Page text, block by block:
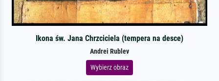
Ikona św. Jana Chrzciciela (tempera na desce)
Andrei Rublev
Wybierz obraz